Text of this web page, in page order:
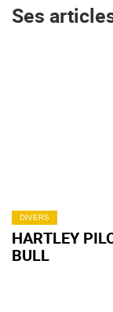
Ses
DIVERS
HARTLEY
BULL